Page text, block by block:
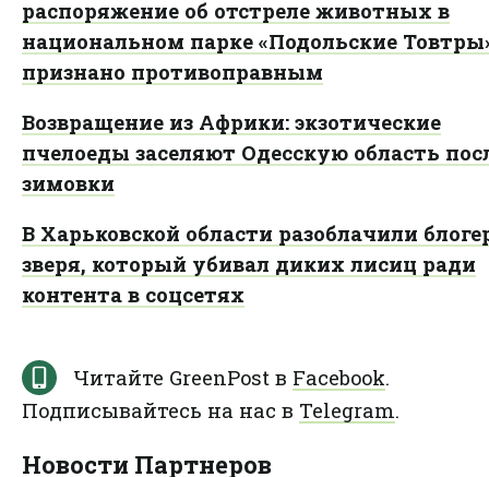
распоряжение об отстреле животных в
национальном парке «Подольские
признано противоправным
Возвращение из Африки: экзотические
пчелоеды заселяют Одесскую область
зимовки
В Харьковской области разоблачили
зверя, который убивал диких лисиц ради
контента в соцсетях
Читайте GreenPost в Facebook.
Подписывайтесь на нас в Telegram.